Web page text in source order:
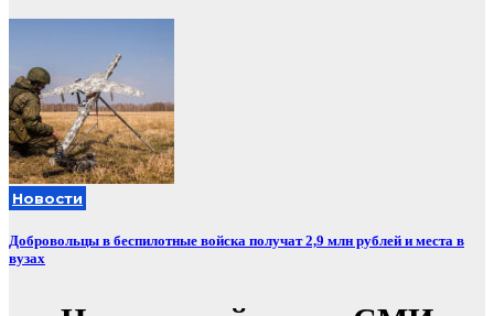
Новости
Добровольцы в беспилотные войска получат 2,9 млн рублей и места в
вузах